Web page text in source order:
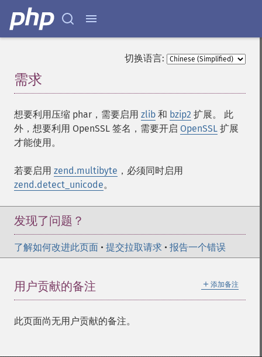
切换语言:
需求
想要利用压缩 phar，需要启用 zlib 和 bzip2 扩展。 此
外，想要利用 OpenSSL 签名，需要开启 OpenSSL 扩展
才能使用。
若要启用 zend.multibyte ，必须同时启用
zend.detect_unicode。
发现了问题？
了解如何改进此页面 • 提交拉取请求 • 报告一个错误
＋ 添加备注
用户贡献的备注
此页面尚无用户贡献的备注。